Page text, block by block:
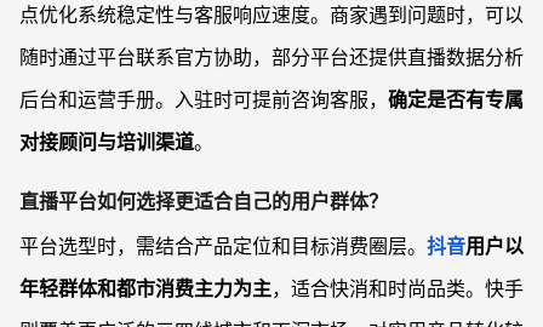
点优化系统稳定性与客服响应速度。商家遇到问题时，可以
随时通过平台联系官方协助，部分平台还提供直播数据分析
后台和运营手册。入驻时可提前咨询客服， 确定是否有专属
对接顾问与培训渠道。
直播平台如何选择更适合自己的用户群体？
平台选型时，需结合产品定位和目标消费圈层。 抖音用户以
年轻群体和都市消费主力为主，适合快消和时尚品类。快手